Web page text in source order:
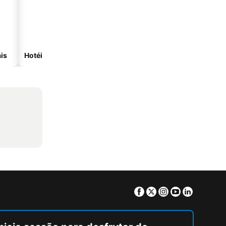
Hotéis com spa
Facebook
TwitterInstagram
Youtube